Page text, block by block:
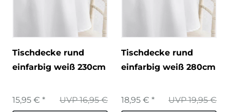
Tischdecke rund
einfarbig weiß 230cm
UVP 16,95 €
15,95 € *
Tischdecke rund
einfarbig weiß 280cm
UVP 19,95 €
18,95 € *